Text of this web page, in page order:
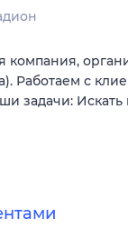
Работаем с
задачи: Искать